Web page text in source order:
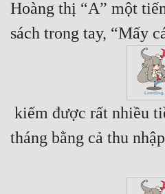
Quan Trường
Quân Sự
Sủng
Thanh Xuân
Hoàng thị “A” một
sách trong tay, “Mấy
kiếm được rất nhiều
tháng bằng cả thu